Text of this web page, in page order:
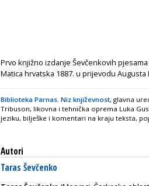
Prvo knjižno izdanje Ševčenkovih
Matica hrvatska 1887. u prijevodu Augusta
Biblioteka Parnas. Niz književnost, glavna
Tribuson, likovna i tehnička oprema Luka
jeziku, bilješke i komentari na kraju teksta,
Autori
Taras Ševčenko